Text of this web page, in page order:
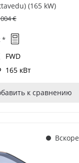
(165 kW)
€
*
FWD
165 кВт
к сравнению
Вскоре